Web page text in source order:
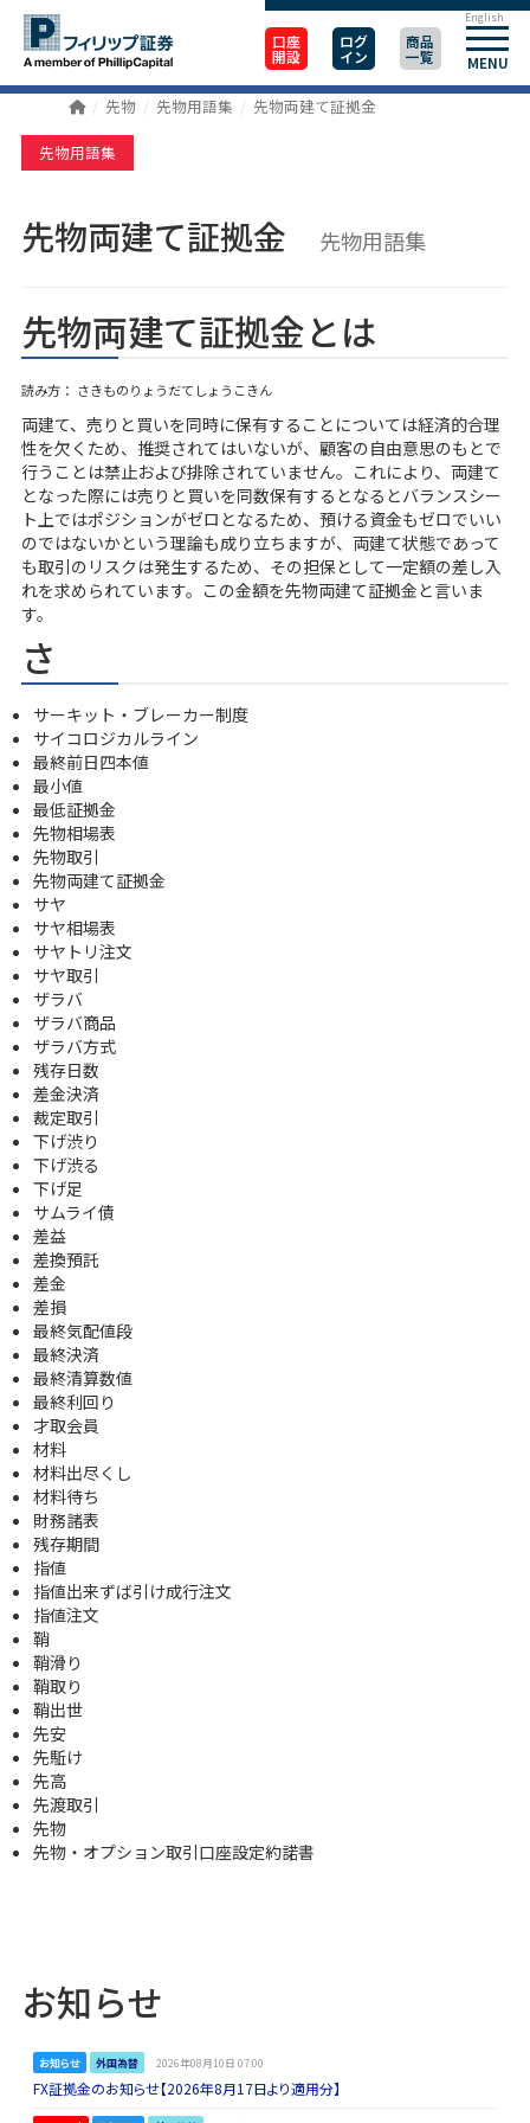
口座
開設
ログ
イン
商品
一覧 MENU
English
先物 先物用語集 先物両建て証拠金
先物用語集
先物両建て証拠金 先物用語集
先物両建て証拠金とは
読み方： さきものりょうだてしょうこきん
両建て、売りと買いを同時に保有することについては経済的合理
性を欠くため、推奨されてはいないが、顧客の自由意思のもとで
行うことは禁止および排除されていません。これにより、両建て
となった際には売りと買いを同数保有するとなるとバランスシー
ト上ではポジションがゼロとなるため、預ける資金もゼロでいい
のではないかという理論も成り立ちますが、両建て状態であって
も取引のリスクは発生するため、その担保として一定額の差し入
れを求められています。この金額を先物両建て証拠金と言いま
す。
さ
サーキット・ブレーカー制度
サイコロジカルライン
最終前日四本値
最小値
最低証拠金
先物相場表
先物取引
先物両建て証拠金
サヤ
サヤ相場表
サヤトリ注文
サヤ取引
ザラバ
ザラバ商品
ザラバ方式
残存日数
差金決済
裁定取引
下げ渋り
下げ渋る
下げ足
サムライ債
差益
差換預託
差金
差損
最終気配値段
最終決済
最終清算数値
最終利回り
才取会員
材料
材料出尽くし
材料待ち
財務諸表
残存期間
指値
指値出来ずば引け成行注文
指値注文
鞘
鞘滑り
鞘取り
鞘出世
先安
先駈け
先高
先渡取引
先物
先物・オプション取引口座設定約諾書
お知らせ
お知らせ 外国為替 2026年08月10日 07:00
FX証拠金のお知らせ【2026年8月17日より適用分】